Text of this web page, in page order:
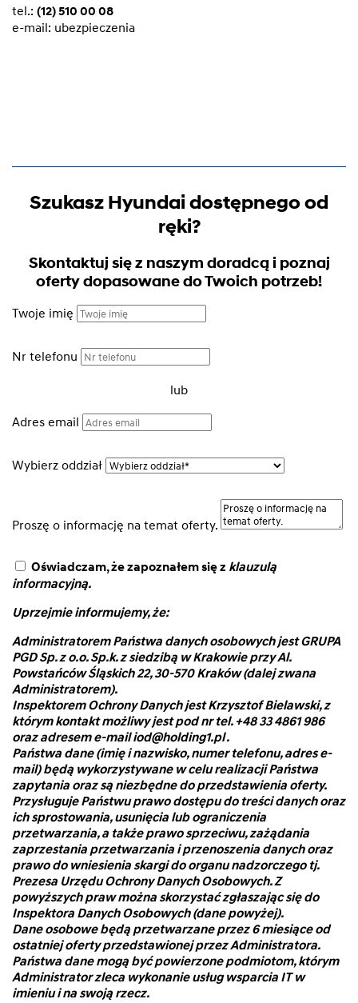
tel.: (12) 510 00 08
e-mail: ubezpieczenia
Szukasz Hyundai dostępnego od
ręki?
Skontaktuj się z naszym doradcą i poznaj
oferty dopasowane do Twoich potrzeb!
Twoje imię
Nr telefonu
lub
Adres email
Wybierz oddział
Proszę o informację na temat oferty.
Oświadczam, że zapoznałem się z klauzulą
informacyjną.
Uprzejmie informujemy, że:
Administratorem Państwa danych osobowych jest GRUPA
PGD Sp. z o.o. Sp.k. z siedzibą w Krakowie przy Al.
Powstańców Śląskich 22, 30-570 Kraków (dalej zwana
Administratorem).
Inspektorem Ochrony Danych jest Krzysztof Bielawski, z
którym kontakt możliwy jest pod nr tel. +48 33 4861 986
oraz adresem e-mail iod@holding1.pl .
Państwa dane (imię i nazwisko, numer telefonu, adres e-
mail) będą wykorzystywane w celu realizacji Państwa
zapytania oraz są niezbędne do przedstawienia oferty.
Przysługuje Państwu prawo dostępu do treści danych oraz
ich sprostowania, usunięcia lub ograniczenia
przetwarzania, a także prawo sprzeciwu, zażądania
zaprzestania przetwarzania i przenoszenia danych oraz
prawo do wniesienia skargi do organu nadzorczego tj.
Prezesa Urzędu Ochrony Danych Osobowych. Z
powyższych praw można skorzystać zgłaszając się do
Inspektora Danych Osobowych (dane powyżej).
Dane osobowe będą przetwarzane przez 6 miesiące od
ostatniej oferty przedstawionej przez Administratora.
Państwa dane mogą być powierzone podmiotom, którym
Administrator zleca wykonanie usług wsparcia IT w
imieniu i na swoją rzecz.